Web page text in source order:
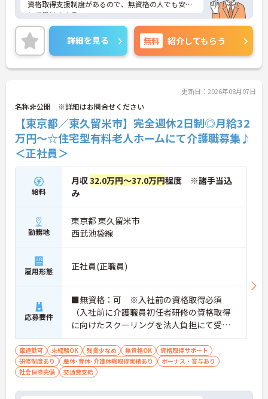
資格取得支援制度があるので、無資格の人でも安心
して働けます◎
勤務時間や日数も相談可能なので自分のライフスタ
イルに合わせて働ける職場です♪
ご興味のある方は、面接のポイントをお伝えします
のでご連絡ください！
詳細を見る 無料 紹介してもらう
更新日：2026年08月07日
名称非公開 ※詳細はお問合せください
【東京都／東久留米市】完全週休2日制◎月給32
万円～☆住宅型有料老人ホームにて介護職募集♪
＜正社員＞
給料
月収32.0万円～37.0万円程度 ※諸手当込
み
勤務地
東京都 東久留米市
西武池袋線
雇用形態 正社員(正職員)
応募要件
■無資格：可 ※入社前の資格取得必須
（入社前に介護職員初任者研修の資格取得
に向けたスクーリングを法人負担にて受講
していただきます。） ■実務経験：不問
車通勤可 未経験OK 残業少なめ 無資格OK
資格取得サポート
研修制度あり
産休･育休･介護休暇取得実績あり
ボーナス・賞与あり
社会保険完備
交通費支給